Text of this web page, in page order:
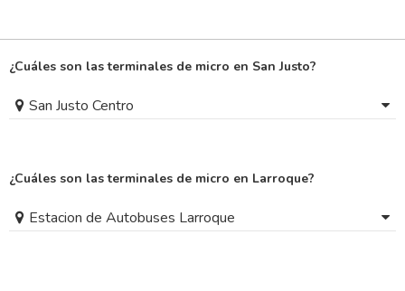
¿Cuáles son las terminales de micro en San Justo?
San Justo Centro
¿Cuáles son las terminales de micro en Larroque?
Estacion de Autobuses Larroque